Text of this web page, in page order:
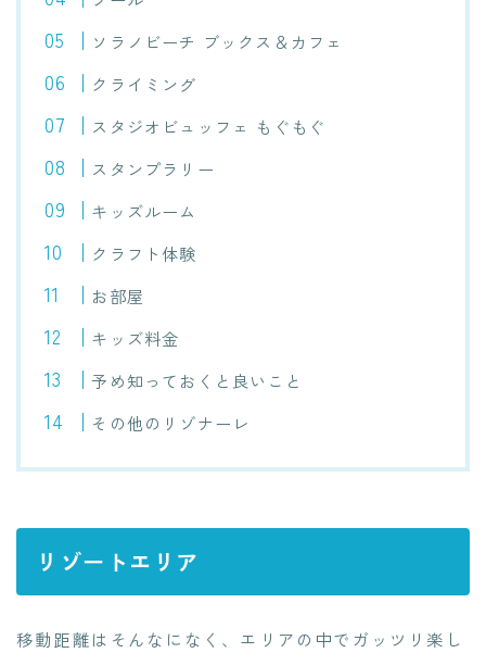
ソラノビーチ ブックス＆カフェ
クライミング
スタジオビュッフェ もぐもぐ
スタンプラリー
キッズルーム
クラフト体験
お部屋
キッズ料金
予め知っておくと良いこと
その他のリゾナーレ
リゾートエリア
移動距離はそんなになく、エリアの中でガッツリ楽し